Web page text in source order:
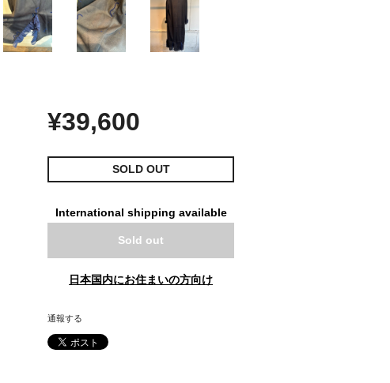
¥39,600
SOLD OUT
International shipping available
Sold out
日本国内にお住まいの方向け
通報する